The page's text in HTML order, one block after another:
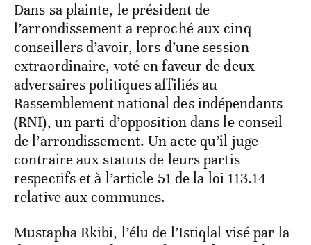
Dans sa plainte, le président de
l’arrondissement a reproché aux cinq
conseillers d’avoir, lors d’une session
extraordinaire, voté en faveur de deux
adversaires politiques affiliés au
Rassemblement national des indépendants
(RNI), un parti d’opposition dans le conseil
de l’arrondissement. Un acte qu’il juge
contraire aux statuts de leurs partis
respectifs et à l’article 51 de la loi 113.14
relative aux communes.
Mustapha Rkibi, l’élu de l’Istiqlal visé par la